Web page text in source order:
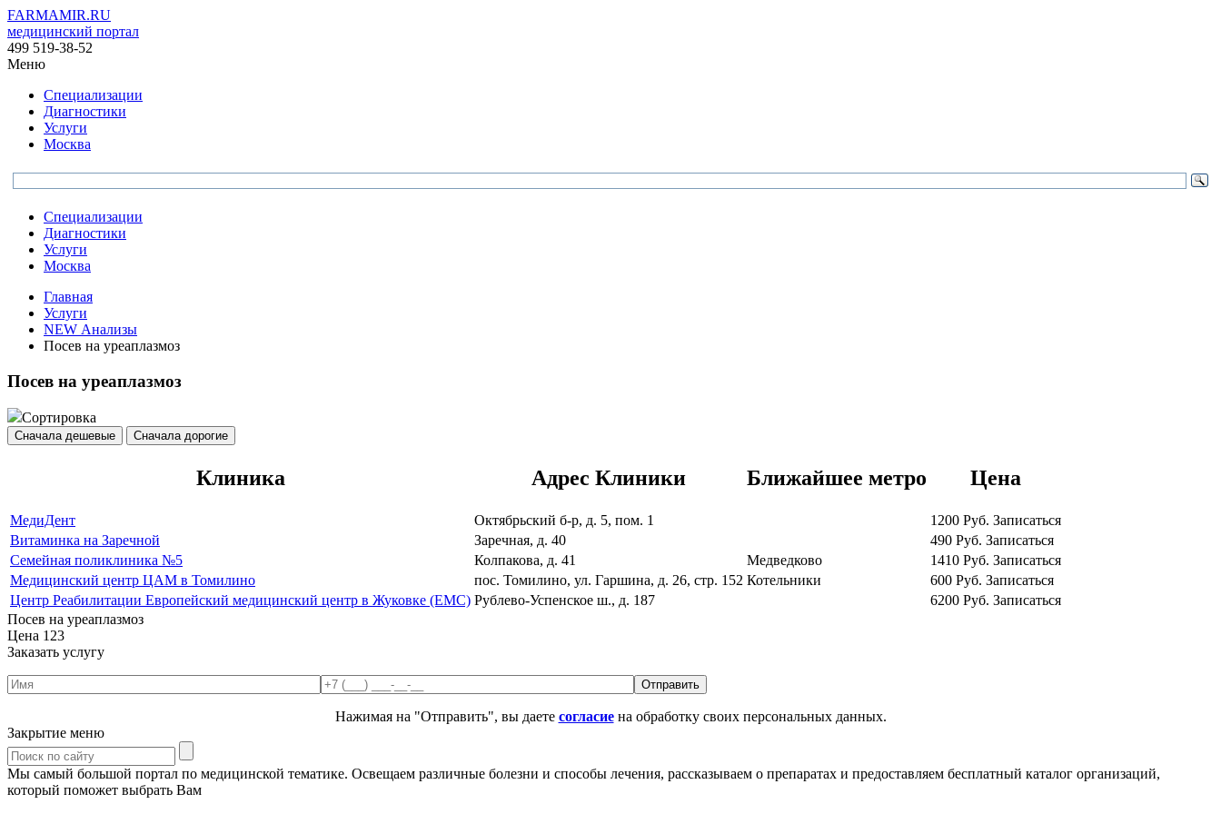
FARMAMIR.RU
медицинский портал
499 519-38-52
Меню
Специализации
Диагностики
Услуги
Москва
Специализации
Диагностики
Услуги
Москва
Главная
Услуги
NEW Анализы
Посев на уреаплазмоз
Посев на уреаплазмоз
Сортировка
Сначала дешевые Сначала дорогие
Клиника Адрес Клиники Ближайшее метро Цена
МедиДент Октябрьский б-р, д. 5, пом. 1 1200 Руб. Записаться
Витаминка на Заречной
Заречная, д. 40 490 Руб. Записаться
Семейная поликлиника №5
Колпакова, д. 41 Медведково 1410 Руб. Записаться
Медицинский центр ЦАМ в Томилино
пос. Томилино, ул. Гаршина, д. 26, стр. 152 Котельники 600 Руб. Записаться
Центр Реабилитации Европейский медицинский центр в Жуковке (ЕМС) Рублево-Успенское ш., д. 187 6200 Руб. Записаться
Посев на уреаплазмоз
Цена 123
Заказать услугу
Нажимая на "Отправить", вы даете согласиена обработку своих персональных данных.
Закрытие меню
Мы самый большой портал по медицинской тематике. Освещаем различные болезни и способы лечения, рассказываем о препаратах и предоставляем бесплатный каталог организаций,
который поможет выбрать Вам